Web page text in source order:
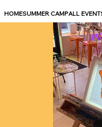
HOMESUMMER CAMPALL